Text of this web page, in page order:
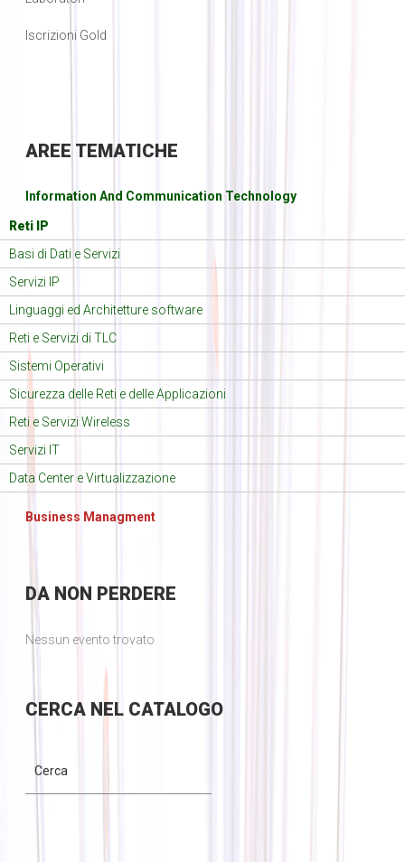
Iscrizioni Gold
AREE TEMATICHE
Information And Communication Technology
Reti IP
Basi di Dati e Servizi
Servizi IP
Linguaggi ed Architetture software
Reti e Servizi di TLC
Sistemi Operativi
Sicurezza delle Reti e delle Applicazioni
Reti e Servizi Wireless
Servizi IT
Data Center e Virtualizzazione
Business Managment
DANON PERDERE
Nessun evento trovato
CERCANEL CATALOGO